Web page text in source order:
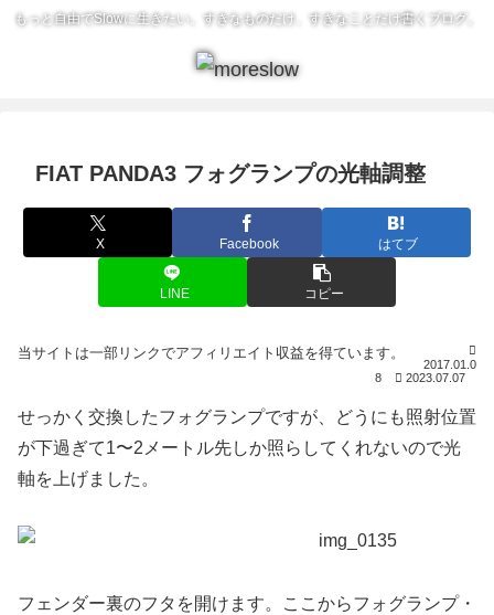
もっと自由でSlowに生きたい。すきなものだけ、すきなことだけ書くブログ。
FIAT PANDA3 フォグランプの光軸調整
X Facebook はてブ
LINE コピー
2017.01.0
8
2023.07.07
せっかく交換したフォグランプですが、どうにも照射位置
が下過ぎて1〜2メートル先しか照らしてくれないので光
軸を上げました。
フェンダー裏のフタを開けます。ここからフォグランプ・